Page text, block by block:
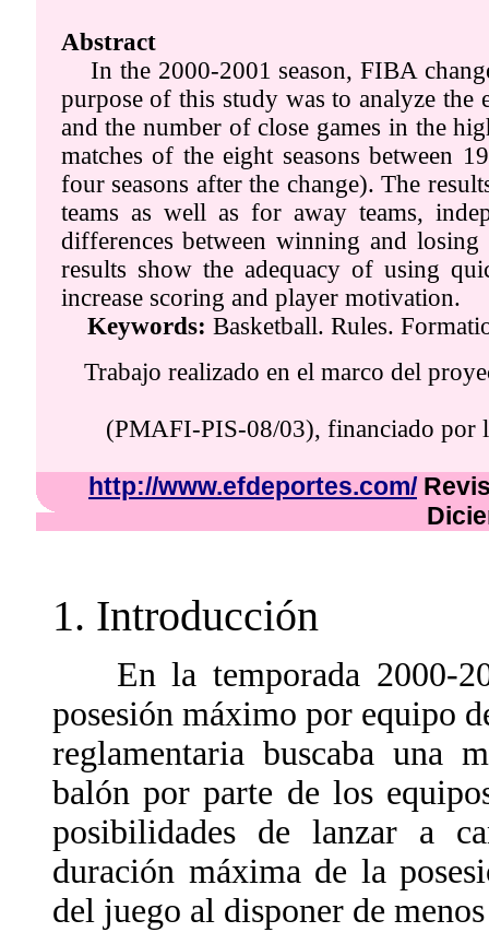
Abstract
In the 2000-2001 season, FIBA
purpose of this study was to analyze the
and the number of close games in the
matches of the eight seasons between
four seasons after the change). The
teams as well as for away teams,
differences between winning and
results show the adequacy of using
increase scoring and player motivation.
Keywords: Basketball. Rules.
Trabajo realizado en el marco del
(PMAFI-PIS-08/03), financiado por
http://www.efdeportes.com/
1. Introducción
En la temporada 2000-
posesión máximo por equipo
reglamentaria buscaba una
balón por parte de los
posibilidades de lanzar a
duración máxima de la
del juego al disponer de